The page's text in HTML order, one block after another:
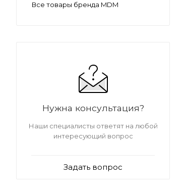
Все товары бренда MDM
Нужна консультация?
Наши специалисты ответят на любой
интересующий вопрос
Задать вопрос